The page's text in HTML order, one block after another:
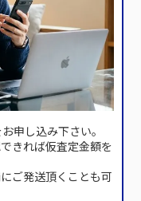
申し込み下さい。
きれば仮査定金額を
ご発送頂くことも可